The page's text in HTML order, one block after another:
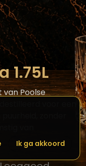
1.75L
Poolse
zonder
Ik ga akkoord